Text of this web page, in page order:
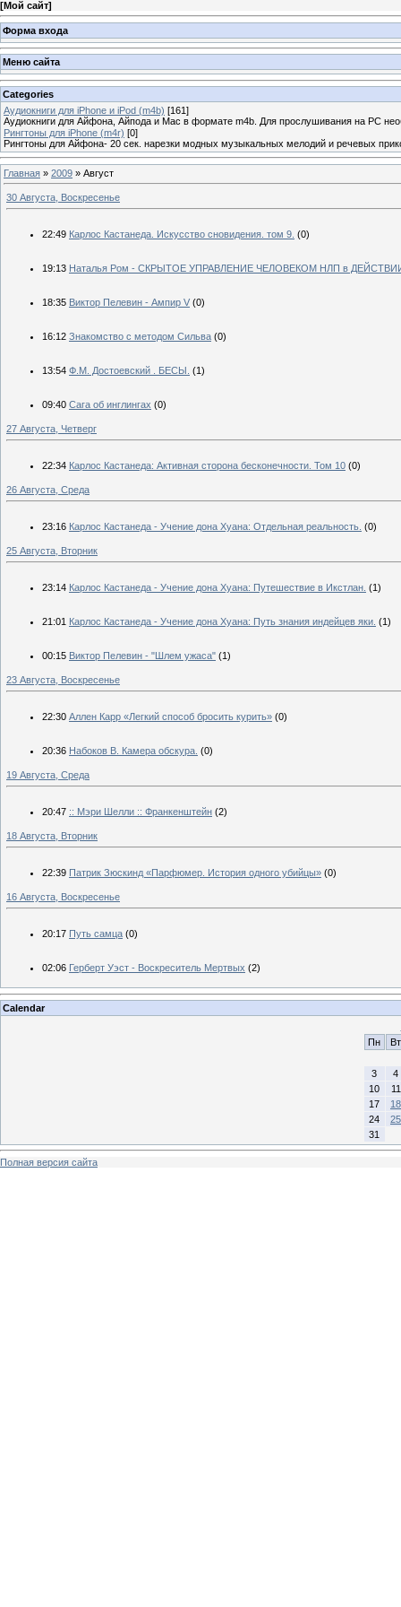
[Мой сайт]
Форма входа
Меню сайта
Categories
Аудиокниги для iPhone и iPod (m4b) [161]
Аудиокниги для Айфона, Айпода и Mac в формате m4b. Для прослушивания на PC
Рингтоны для iPhone (m4r) [0]
Рингтоны для Айфона- 20 сек. нарезки модных музыкальных мелодий и речевых
Главная » 2009 » Август
30 Августа, Воскресенье
22:49 Карлос Кастанеда. Искусство сновидения. том 9. (0)
19:13 Наталья Ром - СКРЫТОЕ УПРАВЛЕНИЕ ЧЕЛОВЕКОМ НЛП в
18:35 Виктор Пелевин - Ампир V (0)
16:12 Знакомство с методом Сильва (0)
13:54 Ф.М. Достоевский . БЕСЫ. (1)
09:40 Сага об инглингах (0)
27 Августа, Четверг
22:34 Карлос Кастанеда: Активная сторона бесконечности. Том 10 (0)
26 Августа, Среда
23:16 Карлос Кастанеда - Учение дона Хуана: Отдельная реальность. (0)
25 Августа, Вторник
23:14 Карлос Кастанеда - Учение дона Хуана: Путешествие в Икстлан. (1)
21:01 Карлос Кастанеда - Учение дона Хуана: Путь знания индейцев яки. (1)
00:15 Виктор Пелевин - "Шлем ужаса" (1)
23 Августа, Воскресенье
22:30 Аллен Карр «Легкий способ бросить курить» (0)
20:36 Набоков В. Камера обскура. (0)
19 Августа, Среда
20:47 :: Мэри Шелли :: Франкенштейн (2)
18 Августа, Вторник
22:39 Патрик Зюскинд «Парфюмер. История одного убийцы» (0)
16 Августа, Воскресенье
20:17 Путь самца (0)
02:06 Герберт Уэст - Воскреситель Мертвых (2)
Calendar
Пн
Вт
3
4
10
11
17
18
24
25
31
Полная версия сайта